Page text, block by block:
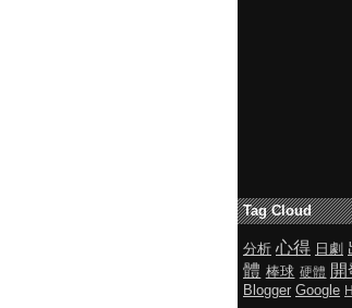
Tag Cloud
分析 心得 日劇
體 棒球 硬體 開
Blogger Google